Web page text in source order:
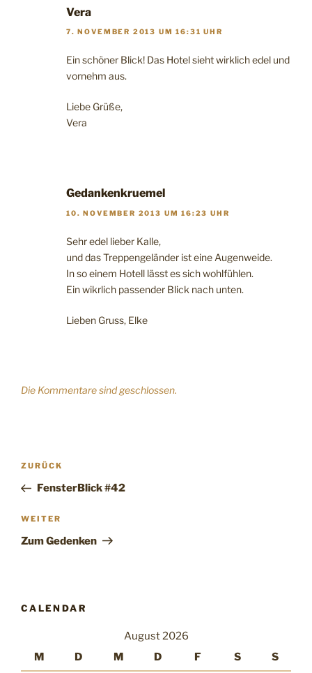
Vera
7. NOVEMBER 2013 UM 16:31 UHR
Ein schöner Blick! Das Hotel sieht wirklich edel und
vornehm aus.
Liebe Grüße,
Vera
Gedankenkruemel
10. NOVEMBER 2013 UM 16:23 UHR
Sehr edel lieber Kalle,
und das Treppengeländer ist eine Augenweide.
In so einem Hotell lässt es sich wohlfühlen.
Ein wikrlich passender Blick nach unten.
Lieben Gruss, Elke
Die Kommentare sind geschlossen.
Beitragsnavigation
Vorheriger
Beitrag
ZURÜCK
FensterBlick #42
Nächster
Beitrag
WEITER
Zum Gedenken
CALENDAR
August 2026
M
D M D F S S